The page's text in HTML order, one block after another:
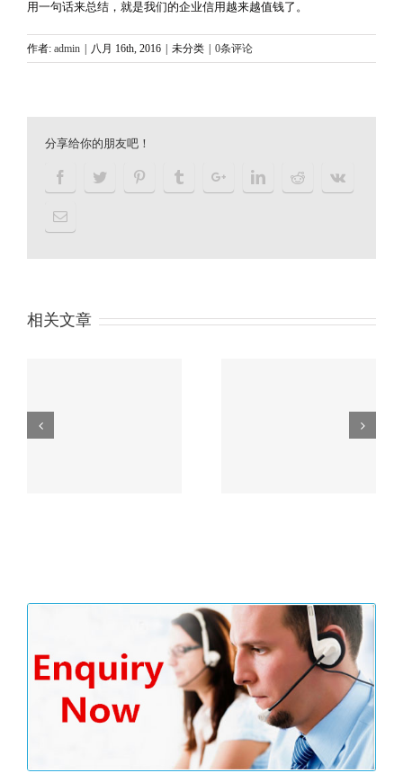
用一句话来总结，就是我们的企业信用越来越值钱了。
作者: admin 八月 16th, 2016 未分类 0条评论
分享给你的朋友吧！
相关文章